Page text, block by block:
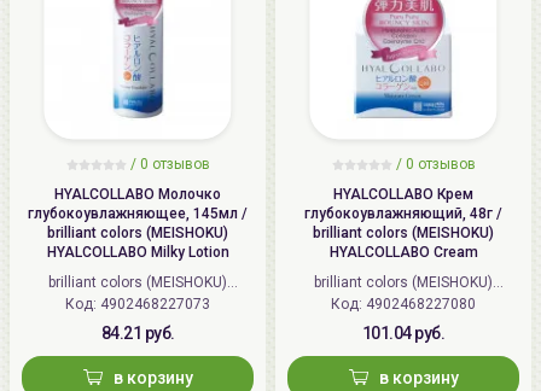
/ 0 отзывов
HYALCOLLABO Молочко
глубокоувлажняющее, 145мл /
brilliant colors (MEISHOKU)
HYALCOLLABO Milky Lotion
brilliant colors (MEISHOKU)
(Япония)
Код: 4902468227073
84.21 руб.
в корзину
/ 0 отзывов
HYALCOLLABO Крем
глубокоувлажняющий, 48г /
brilliant colors (MEISHOKU)
HYALCOLLABO Cream
brilliant colors (MEISHOKU)
(Япония)
Код: 4902468227080
101.04 руб.
в корзину